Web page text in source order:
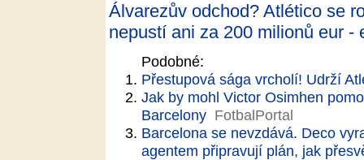
Álvarezův odchod? Atlético se
nepustí ani za 200 milionů eur -
Podobné:
Přestupová sága vrcholí! Udrží
Jak by mohl Victor Osimhen
Barcelony FotbalPortal
Barcelona se nevzdává. Deco
agentem připravují plán, jak